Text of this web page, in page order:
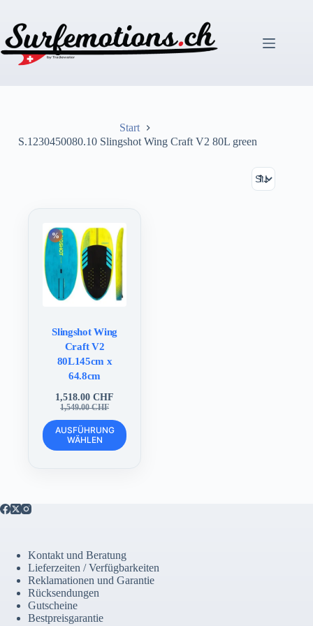
springen
Start
S.1230450080.10 Slingshot Wing Craft V2 80L green
Slingshot Wing
Craft V2
80L145cm x
64.8cm
1,549.00CHF
Ursprünglicher
Preis
war:
1,549.00 CHF
1,518.00CHF
Aktueller
Preis
ist:
1,518.00 CHF.
AUSFÜHRUNG
WÄHLEN
Dieses
Produkt
weist
der
Produktseite
gewählt
werden
Kontakt und Beratung
Lieferzeiten / Verfügbarkeiten
Reklamationen und Garantie
Rücksendungen
Gutscheine
Bestpreisgarantie